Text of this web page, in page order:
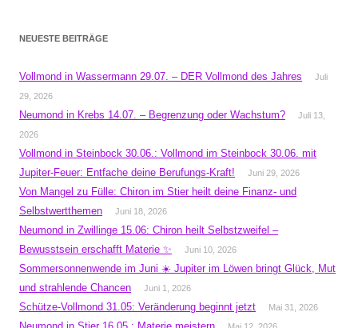
NEUESTE BEITRÄGE
Vollmond in Wassermann 29.07. – DER Vollmond des Jahres
Juli
29, 2026
Neumond in Krebs 14.07. – Begrenzung oder Wachstum?
Juli 13,
2026
Vollmond in Steinbock 30.06.: Vollmond im Steinbock 30.06. mit
Jupiter-Feuer: Entfache deine Berufungs-Kraft!
Juni 29, 2026
Von Mangel zu Fülle: Chiron im Stier heilt deine Finanz- und
Selbstwertthemen
Juni 18, 2026
Neumond in Zwillinge 15.06: Chiron heilt Selbstzweifel –
Bewusstsein erschafft Materie ✨
Juni 10, 2026
Sommersonnenwende im Juni ☀️ Jupiter im Löwen bringt Glück, Mut
und strahlende Chancen
Juni 1, 2026
Schütze-Vollmond 31.05: Veränderung beginnt jetzt Mai 31, 2026